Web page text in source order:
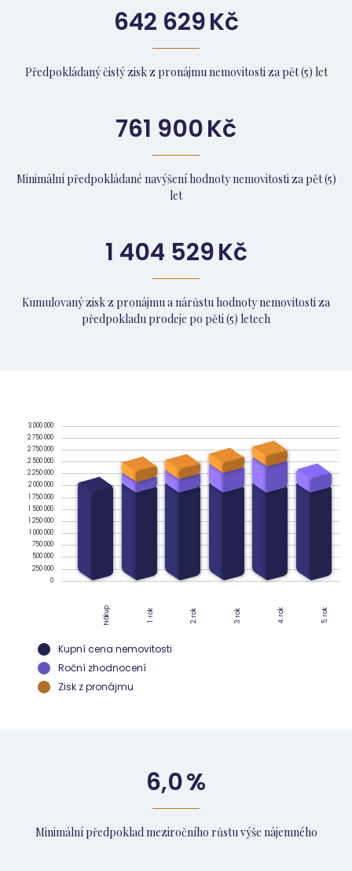
642 629Kč
Předpokládaný čistý zisk z pronájmu nemovitosti za pět (5) let
761 900Kč
Minimální předpokládané navýšení hodnoty nemovitosti za pět (5)
let
1 404 529Kč
Kumulovaný zisk z pronájmu a nárůstu hodnoty nemovitosti za
předpokladu prodeje po pěti (5) letech
0
250 000
500 000
750 000
1 000 000
1 250 000
1 500 000
1 750 000
2 000 000
2 250 000
2 500 000
2 750 000
2 750 000
3 000 000
Nákup 1. rok 2. rok 3. rok 4. rok 5. rok
Kupní cena nemovitosti
Roční zhodnocení
Zisk z pronájmu
6,0%
Minimální předpoklad meziročního růstu výše nájemného